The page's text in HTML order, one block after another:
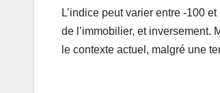
L’indice peut varier entre -100
de l’immobilier, et inversement.
le contexte actuel, malgré une